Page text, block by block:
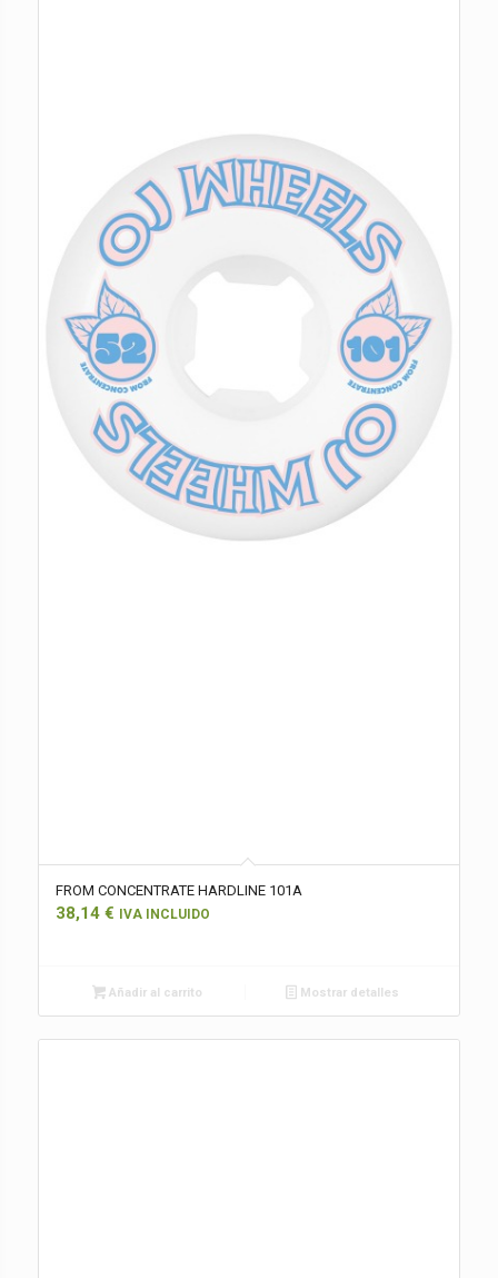
FROM CONCENTRATE HARDLINE 101A
38,14 € IVA INCLUIDO
Añadir al carrito Mostrar detalles